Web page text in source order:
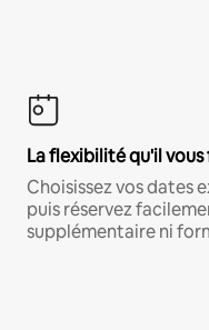
La flexibilité qu'il
Choisissez vos dates
puis réservez
supplémentaire ni